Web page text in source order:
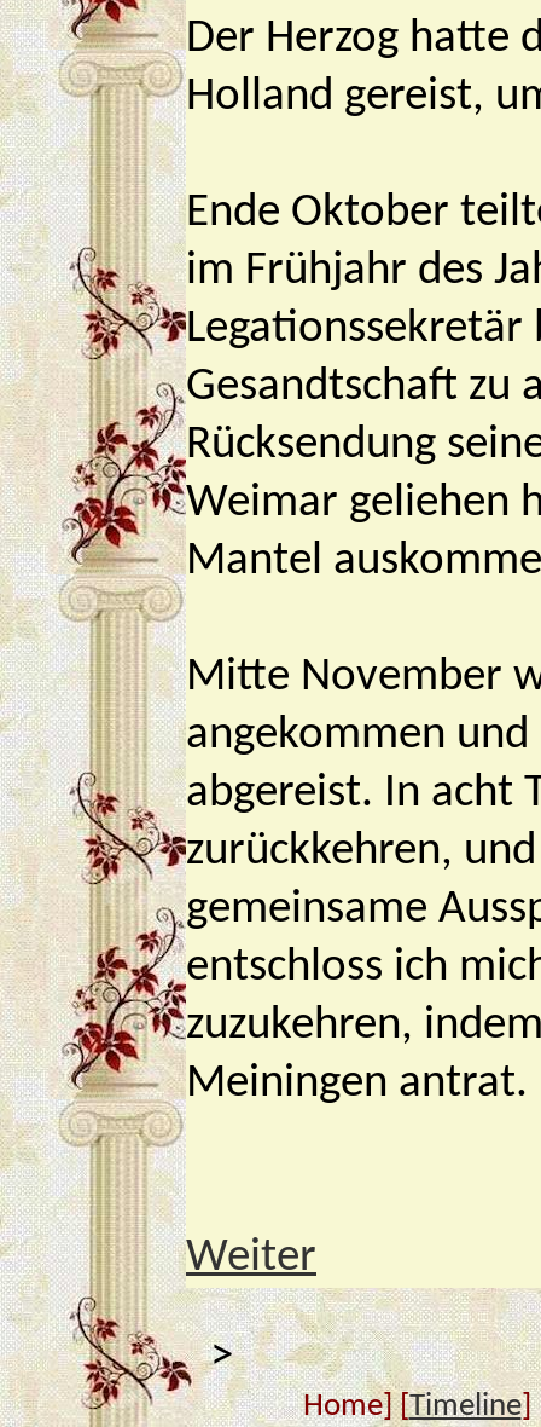
Der Herzog hatte
Holland gereist,
Ende Oktober
im Frühjahr des
Gesandtschaft zu
Rücksendung
Weimar geliehen
Mantel
Mitte November
angekommen
abgereist. In acht
zurückkehren,
gemeinsame
entschloss ich
zuzukehren,
Meiningen antrat.
Weiter
>
Home] [Timeline]